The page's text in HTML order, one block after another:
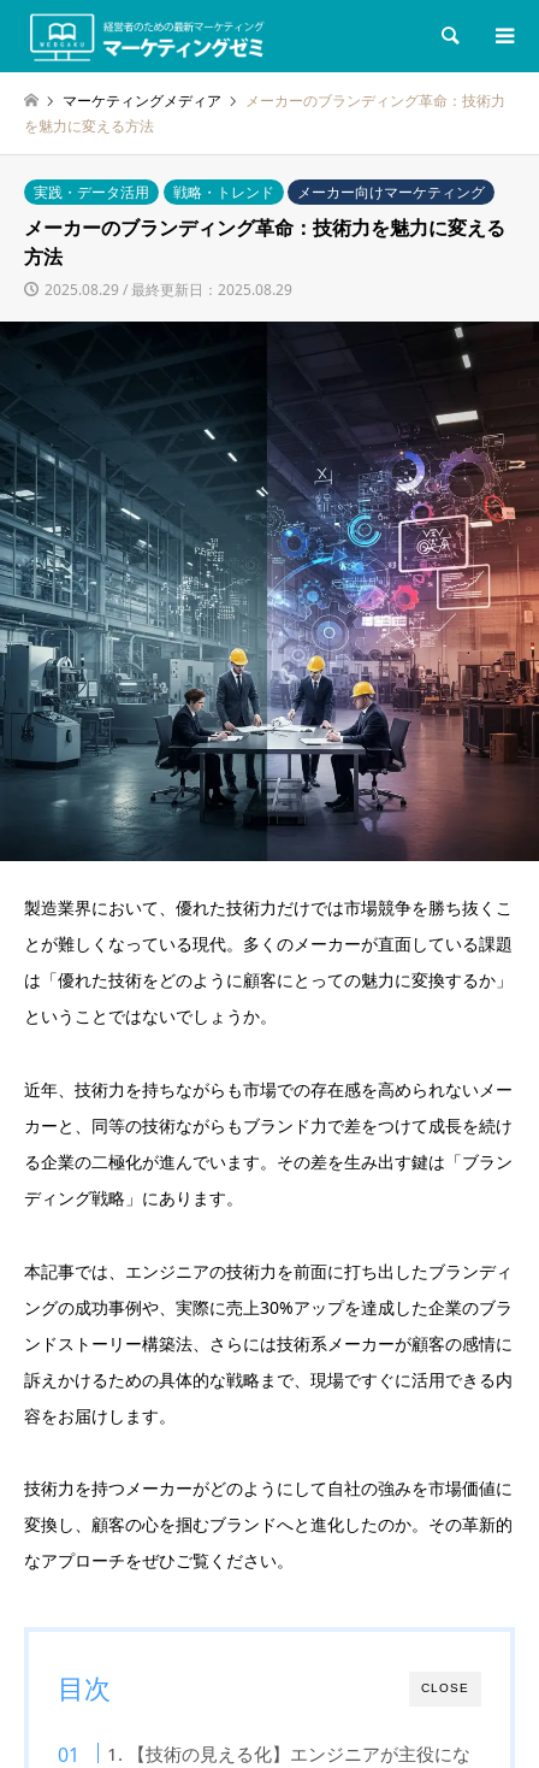
検索
マーケティングメディア
メーカーのブランディング革命：技術力
を魅力に変える方法
実践・データ活用 戦略・トレンド
メーカー向けマーケティング
メーカーのブランディング革命：技術力を魅力に変える
方法
2025.08.29 / 最終更新日：2025.08.29
製造業界において、優れた技術力だけでは市場競争を勝ち抜くこ
とが難しくなっている現代。多くのメーカーが直面している課題
は「優れた技術をどのように顧客にとっての魅力に変換するか」
ということではないでしょうか。
近年、技術力を持ちながらも市場での存在感を高められないメー
カーと、同等の技術ながらもブランド力で差をつけて成長を続け
る企業の二極化が進んでいます。その差を生み出す鍵は「ブラン
ディング戦略」にあります。
本記事では、エンジニアの技術力を前面に打ち出したブランディ
ングの成功事例や、実際に売上30%アップを達成した企業のブラ
ンドストーリー構築法、さらには技術系メーカーが顧客の感情に
訴えかけるための具体的な戦略まで、現場ですぐに活用できる内
容をお届けします。
技術力を持つメーカーがどのようにして自社の強みを市場価値に
変換し、顧客の心を掴むブランドへと進化したのか。その革新的
なアプローチをぜひご覧ください。
CLOSE
目次
1. 【技術の見える化】エンジニアが主役にな